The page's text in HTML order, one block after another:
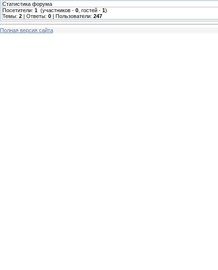
Статистика форума
Посетители: 1 (участников - 0 , гостей - 1)
Темы: 2 | Ответы: 0 | Пользователи: 247
Полная версия сайта